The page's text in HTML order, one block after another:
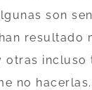
son
resultado
otras incluso
no hacerlas.